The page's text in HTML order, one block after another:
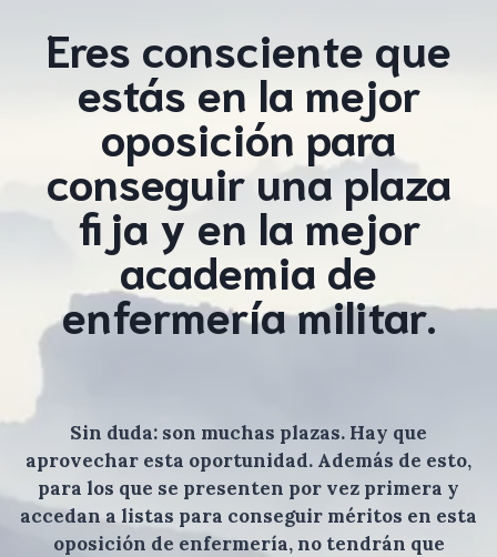
Eres consciente que
estás en la mejor
oposición para
conseguir una plaza
fija y en la mejor
academia de
enfermería militar.
Sin duda: son muchas plazas. Hay que
aprovechar esta oportunidad. Además de esto,
para los que se presenten por vez primera y
accedan a listas para conseguir méritos en esta
oposición de enfermería, no tendrán que